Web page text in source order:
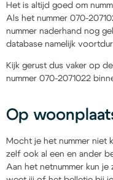
Het is altijd goed om
Als het nummer 070-
nummer naderhand nog
database namelijk
Kijk gerust dus vaker op
nummer 070-2071022
Op
Mocht je het nummer niet
zelf ook al een en ander
Aan het netnummer kun